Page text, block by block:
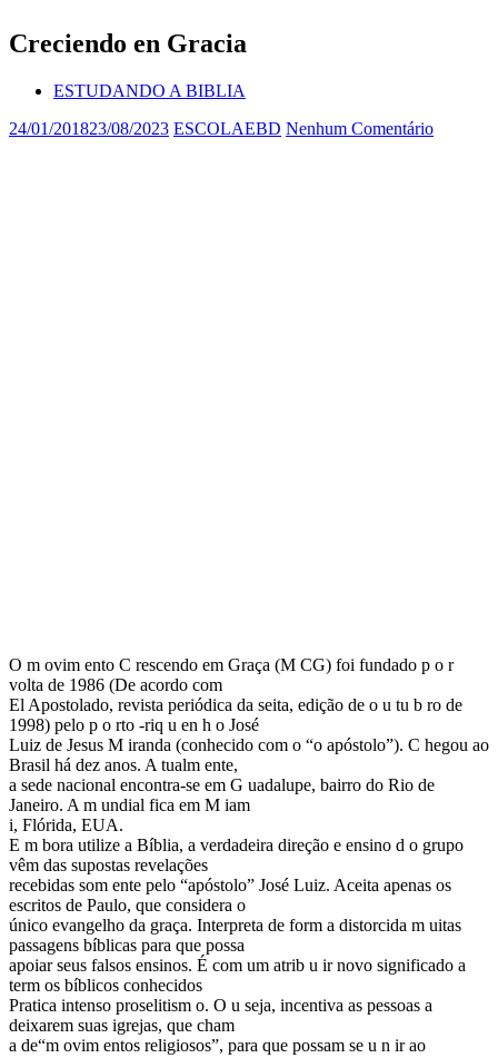
Creciendo en Gracia
ESTUDANDO A BIBLIA
24/01/201823/08/2023 ESCOLAEBD Nenhum Comentário
O m ovim ento C rescendo em Graça (M CG) foi fundado p o r
volta de 1986 (De acordo com
El Apostolado, revista periódica da seita, edição de o u tu b ro de
1998) pelo p o rto -riq u en h o José
Luiz de Jesus M iranda (conhecido com o “o apóstolo”). C hegou ao
Brasil há dez anos. A tualm ente,
a sede nacional encontra-se em G uadalupe, bairro do Rio de
Janeiro. A m undial fica em M iam
i, Flórida, EUA.
E m bora utilize a Bíblia, a verdadeira direção e ensino d o grupo
vêm das supostas revelações
recebidas som ente pelo “apóstolo” José Luiz. Aceita apenas os
escritos de Paulo, que considera o
único evangelho da graça. Interpreta de form a distorcida m uitas
passagens bíblicas para que possa
apoiar seus falsos ensinos. É com um atrib u ir novo significado a
term os bíblicos conhecidos
Pratica intenso proselitism o. O u seja, incentiva as pessoas a
deixarem suas igrejas, que cham
a de“m ovim entos religiosos”, para que possam se u n ir ao